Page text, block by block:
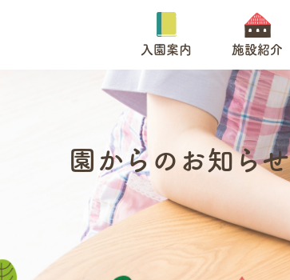
入園案内 施設紹介
園からのお知らせ